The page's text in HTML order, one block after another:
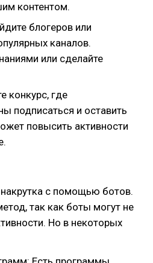
контентом.
блогеров или
каналов.
или сделайте
конкурс, где
подписаться и оставить
повысить активности
с помощью ботов.
так как боты могут не
Но в некоторых